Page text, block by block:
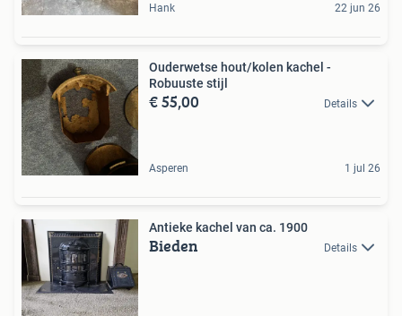
Hank 22 jun 26
Ouderwetse hout/kolen kachel -
Robuuste stijl
€ 55,00 Details
Asperen 1 jul 26
Antieke kachel van ca. 1900
Bieden Details